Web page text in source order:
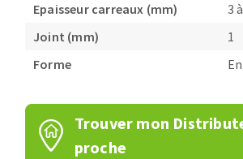
Epaisseur carreaux (mm)
3
Joint (mm)
1
Forme
Trouver mon
proche